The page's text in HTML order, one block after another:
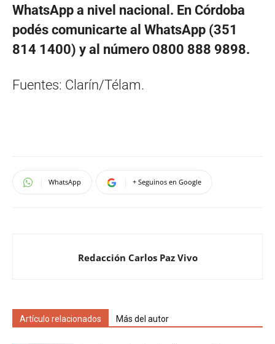
WhatsApp a nivel nacional. En Córdoba
podés comunicarte al WhatsApp (351
814 1400) y al número 0800 888 9898.
Fuentes: Clarín/Télam.
WhatsApp + Seguinos en Google
Redacción Carlos Paz Vivo
Artículo relacionados Más del autor